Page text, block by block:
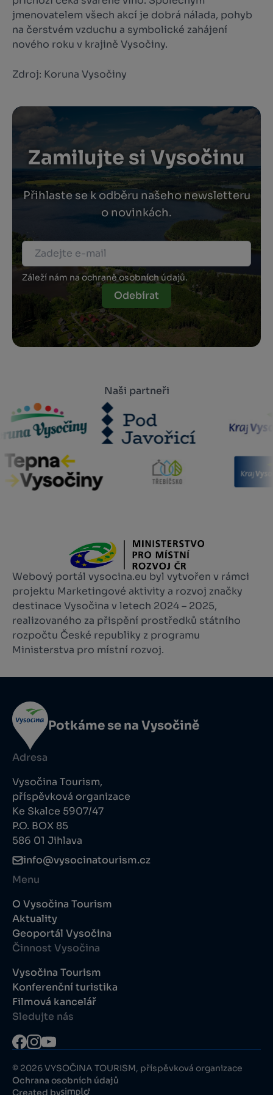
jmenovatelem všech akcí je dobrá nálada, pohyb
na čerstvém vzduchu a symbolické zahájení
nového roku v krajině Vysočiny.
Zdroj: Koruna Vysočiny
Zamilujte si Vysočinu
Přihlaste se k odběru našeho newsletteru
o novinkách.
Záleží nám na ochraně osobních údajů.
Odebírat
Naši partneři
Webový portál vysocina.eu byl vytvořen v rámci
projektu Marketingové aktivity a rozvoj značky
destinace Vysočina v letech 2024 – 2025,
realizovaného za přispění prostředků státního
rozpočtu České republiky z programu
Ministerstva pro místní rozvoj.
Potkáme se na Vysočině
Adresa
Vysočina Tourism,
příspěvková organizace
Ke Skalce 5907/47
P.O. BOX 85
586 01 Jihlava
info@vysocinatourism.cz
Menu
O Vysočina Tourism
Aktuality
Geoportál Vysočina
Činnost Vysočina
Vysočina Tourism
Konferenční turistika
Filmová kancelář
Sledujte nás
© 2026 VYSOČINA TOURISM, příspěvková organizace
Ochrana osobních údajů
Created by